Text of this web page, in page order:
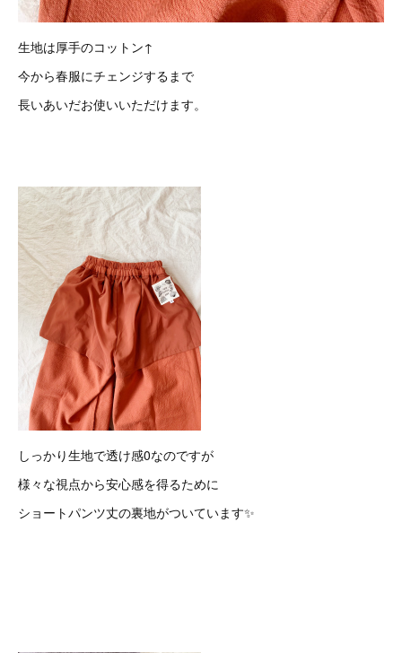
生地は厚手のコットン↑
今から春服にチェンジするまで
長いあいだお使いいただけます。
しっかり生地で透け感0なのですが
様々な視点から安心感を得るために
ショートパンツ丈の裏地がついています✨